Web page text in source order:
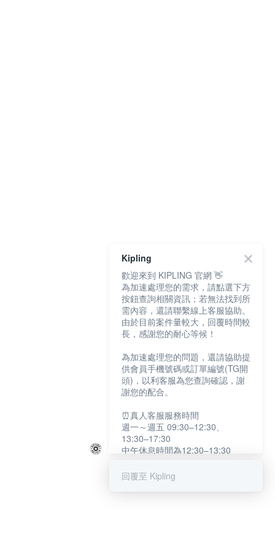
Kipling
歡迎來到 KIPLING 官網 👋
為加速處理您的需求，請點選下方
按鈕查詢相關資訊；若無法找到所
需內容，還請聯繫線上客服協助。
由於目前案件量較大，回覆時間較
長，感謝您的耐心等候！
為加速處理您的問題，還請協助提
供會員手機號碼或訂單編號(TG開
頭)，以利客服為您查詢確認，謝
謝您的配合。
⏰真人客服服務時間
週一～週五 09:30–12:30、
13:30–17:30
中午休息時間為12:30–13:30
提醒您：系統會自動已讀訊息，如
回覆至 Kipling